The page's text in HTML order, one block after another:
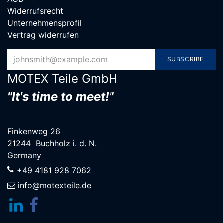
Widerrufsrecht
Unternehmensprofil
Vertrag widerrufen
SUBSCRIBE
MOTEX Teile G​mbH
"It's time to meet!"
Finkenweg 26
21244 Buchholz i. d. N.
Germany
+49 4181 928 7062
info@motexteile.de